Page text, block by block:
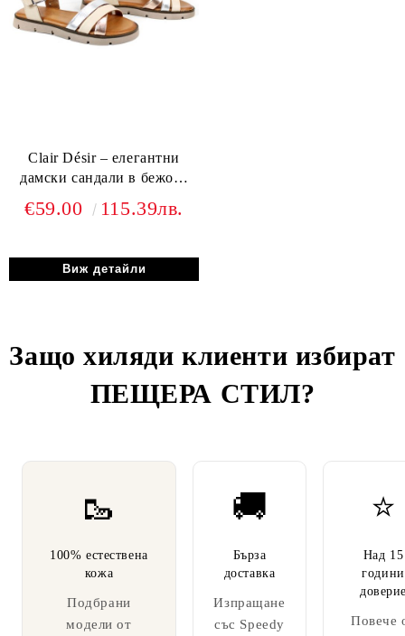
Clair Désir – елегантни
дамски сандали в бежова
€59.00 115.39лв.
Виж детайли
Защо хиляди клиенти избират
ПЕЩЕРА СТИЛ?
🥾
100% естествена
кожа
Подбрани
модели от
🚚
Бърза
доставка
Изпращане
със Speedy
⭐
Над 15
години
Повече